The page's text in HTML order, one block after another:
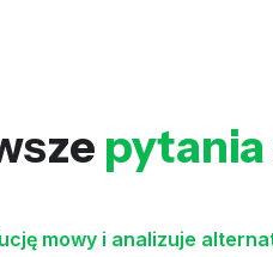
pytania
mowy i analizuje